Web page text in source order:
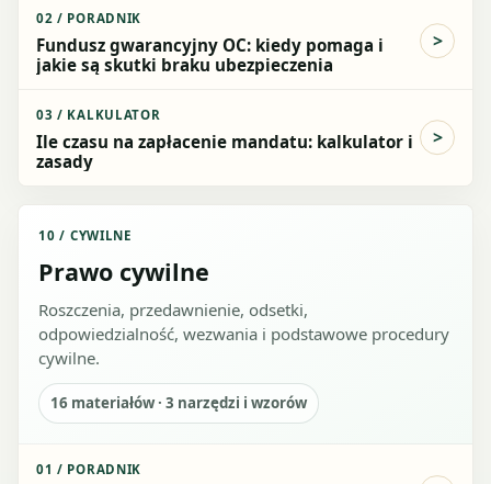
02 / PORADNIK
Fundusz gwarancyjny OC: kiedy pomaga i
jakie są skutki braku ubezpieczenia
03 / KALKULATOR
Ile czasu na zapłacenie mandatu: kalkulator i
zasady
10 / CYWILNE
Prawo cywilne
Roszczenia, przedawnienie, odsetki,
odpowiedzialność, wezwania i podstawowe procedury
cywilne.
16 materiałów ·3 narzędzi i wzorów
01 / PORADNIK